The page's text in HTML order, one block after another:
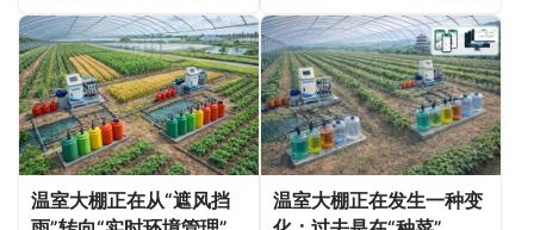
温室大棚正在从“遮风挡
温室大棚正在发生一种变